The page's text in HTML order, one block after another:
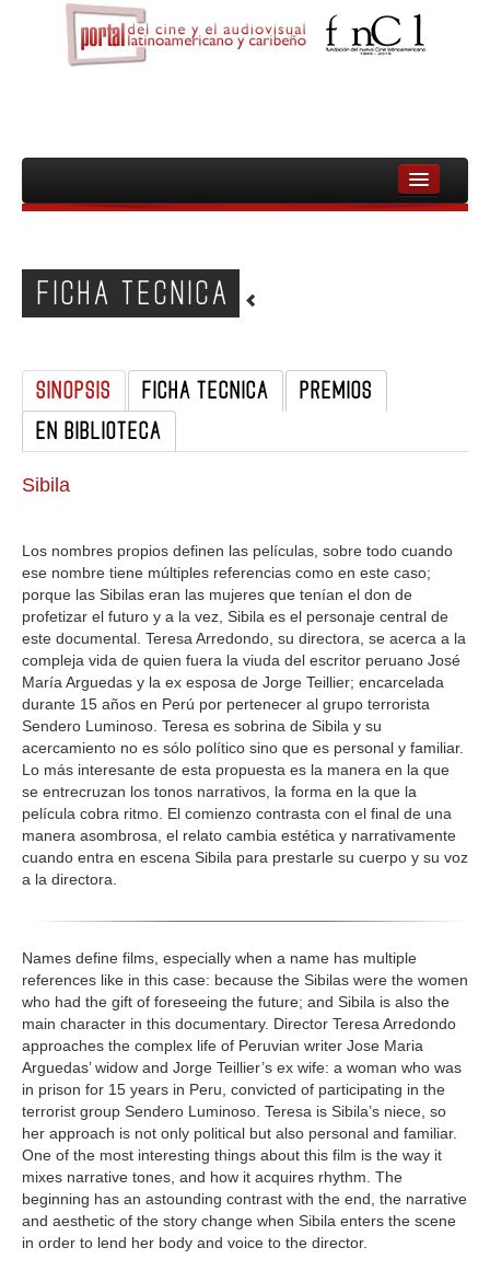
INICIO
PELICULAS
DOCUMENTALES
MUJERES
AUDIOVISUAL INDIGENA Y COMUNITARIO
FICHA TECNICA
SINOPSIS FICHA TECNICA
PREMIOS
EN BIBLIOTECA
Sibila
Los nombres propios definen las películas, sobre todo cuando
ese nombre tiene múltiples referencias como en este caso;
porque las Sibilas eran las mujeres que tenían el don de
profetizar el futuro y a la vez, Sibila es el personaje central de
este documental. Teresa Arredondo, su directora, se acerca a la
compleja vida de quien fuera la viuda del escritor peruano José
María Arguedas y la ex esposa de Jorge Teillier; encarcelada
durante 15 años en Perú por pertenecer al grupo terrorista
Sendero Luminoso. Teresa es sobrina de Sibila y su
acercamiento no es sólo político sino que es personal y familiar.
Lo más interesante de esta propuesta es la manera en la que
se entrecruzan los tonos narrativos, la forma en la que la
película cobra ritmo. El comienzo contrasta con el final de una
manera asombrosa, el relato cambia estética y narrativamente
cuando entra en escena Sibila para prestarle su cuerpo y su voz
a la directora.
Names define films, especially when a name has multiple
references like in this case: because the Sibilas were the women
who had the gift of foreseeing the future; and Sibila is also the
main character in this documentary. Director Teresa Arredondo
approaches the complex life of Peruvian writer Jose Maria
Arguedas’ widow and Jorge Teillier’s ex wife: a woman who was
in prison for 15 years in Peru, convicted of participating in the
terrorist group Sendero Luminoso. Teresa is Sibila’s niece, so
her approach is not only political but also personal and familiar.
One of the most interesting things about this film is the way it
mixes narrative tones, and how it acquires rhythm. The
beginning has an astounding contrast with the end, the narrative
and aesthetic of the story change when Sibila enters the scene
in order to lend her body and voice to the director.